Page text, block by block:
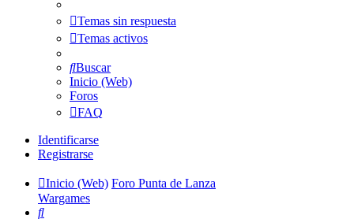
Temas sin respuesta
Temas activos
Buscar
Inicio (Web)
Foros
FAQ
Identificarse
Registrarse
Inicio (Web) Foro Punta de Lanza
Wargames
Buscar